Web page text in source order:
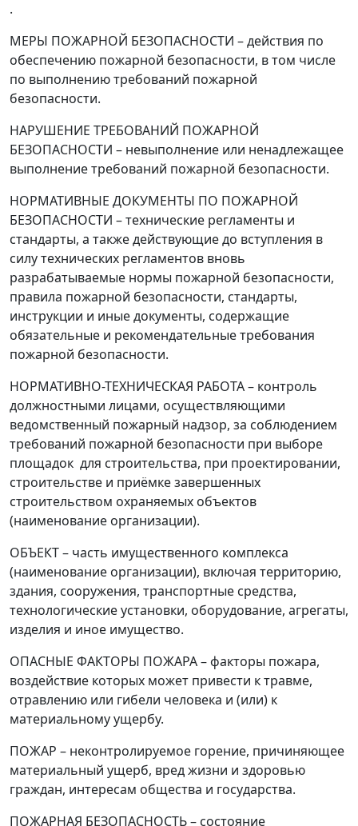
.
МЕРЫ ПОЖАРНОЙ БЕЗОПАСНОСТИ –действия по
обеспечению пожарной безопасности, в том числе
по выполнению требований пожарной
безопасности.
НАРУШЕНИЕ ТРЕБОВАНИЙ ПОЖАРНОЙ
БЕЗОПАСНОСТИ – невыполнение или ненадлежащее
выполнение требований пожарной безопасности.
НОРМАТИВНЫЕ ДОКУМЕНТЫ ПО ПОЖАРНОЙ
БЕЗОПАСНОСТИ –технические регламенты и
стандарты, а также действующие до вступления в
силу технических регламентов вновь
разрабатываемые нормы пожарной безопасности,
правила пожарной безопасности, стандарты,
инструкции и иные документы, содержащие
обязательные и рекомендательные требования
пожарной безопасности.
НОРМАТИВНО-ТЕХНИЧЕСКАЯ РАБОТА– контроль
должностными лицами, осуществляющими
ведомственный пожарный надзор, за соблюдением
требований пожарной безопасности при выборе
площадок для строительства, при проектировании,
строительстве и приёмке завершенных
строительством охраняемых объектов
(наименование организации).
ОБЪЕКТ– часть имущественного комплекса
(наименование организации), включая территорию,
здания, сооружения, транспортные средства,
технологические установки, оборудование, агрегаты,
изделия и иное имущество.
ОПАСНЫЕ ФАКТОРЫ ПОЖАРА–факторы пожара,
воздействие которых может привести к травме,
отравлению или гибели человека и (или) к
материальному ущербу.
ПОЖАР – неконтролируемое горение, причиняющее
материальный ущерб, вред жизни и здоровью
граждан, интересам общества и государства.
ПОЖАРНАЯ БЕЗОПАСНОСТЬ– состояние